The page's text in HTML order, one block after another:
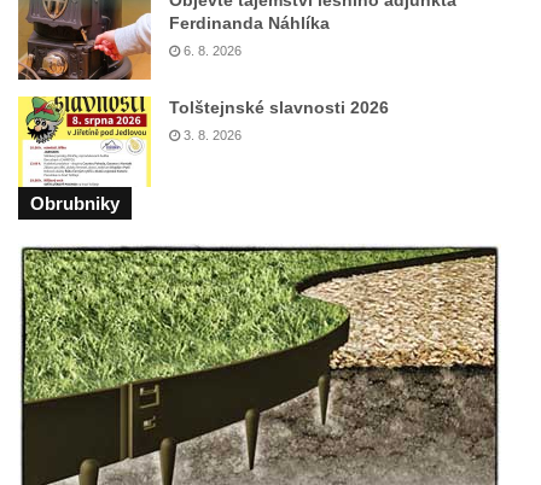
Centrální kříž bývalého hřbitova v Horním
Chlumu
Kříž jižně od Prysku
Boží muka svatého Floriána v Mezné
Neugebauerův kříž východně od Sloupu v
Čechách
Kříž u kostela Zvěstování Panny Marie v
Duchcově
Údajný kříž před kostelem svatých Petra a
Pavla v Jeníkově
Kříž na návsi v Jeníkově
Kříž na křižovatce v Teplické ulici v Lahošti
Kříž U Pěti lip na pastvině severovýchodně
Ferdinanda Náhlíka
6. 8. 2026
Tolštejnské slavnosti 2026
3. 8. 2026
Obrubniky